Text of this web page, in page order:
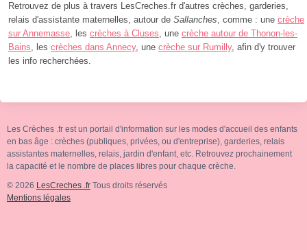
Retrouvez de plus à travers LesCreches.fr d'autres crèches, garderies,
relais d'assistante maternelles, autour de Sallanches, comme : une crèche
sur Annemasse, les crèches à Cluses, une crèche autour de Thonon-les-
Bains, les crèches dans Annecy, une crèche sur Rumilly, afin d'y trouver
les info recherchées.
Les Crèches .fr est un portail d'information sur les modes d'accueil des enfants
en bas âge : crèches (publiques, privées, ou d'entreprise), garderies, relais
assistantes maternelles, relais, jardin d'enfant, etc. Retrouvez prochainement
la capacité et le nombre de places libres pour chaque crèche.
© 2026 LesCreches .fr Tous droits réservés
Mentions légales